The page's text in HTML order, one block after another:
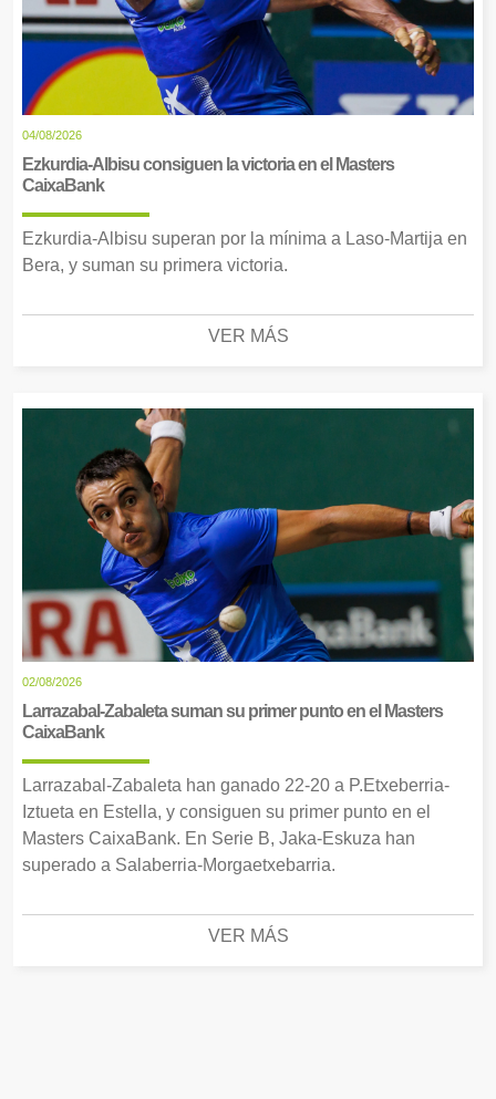
04/08/2026
Ezkurdia-Albisu consiguen la victoria en el Masters
CaixaBank
Ezkurdia-Albisu superan por la mínima a Laso-Martija en
Bera, y suman su primera victoria.
VER MÁS
02/08/2026
Larrazabal-Zabaleta suman su primer punto en el Masters
CaixaBank
Larrazabal-Zabaleta han ganado 22-20 a P.Etxeberria-
Iztueta en Estella, y consiguen su primer punto en el
Masters CaixaBank. En Serie B, Jaka-Eskuza han
superado a Salaberria-Morgaetxebarria.
VER MÁS